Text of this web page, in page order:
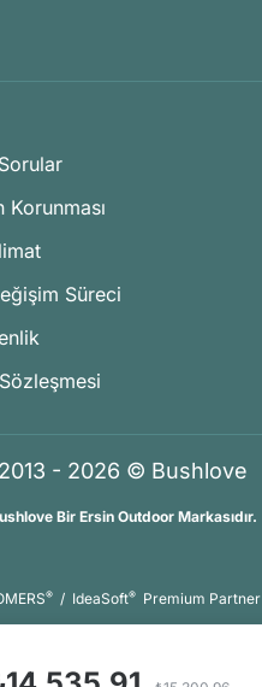
Süreci
2013 - 2026 © Bushlove
Bir Ersin Outdoor Markasıdır.
® / IdeaSoft® Premium Partner